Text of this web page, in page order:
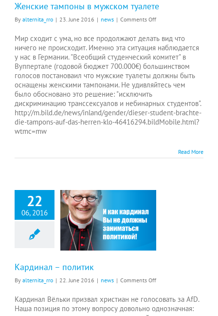
Женские тампоны в мужском туалете
By alternita_rro | 23. June 2016 | news | Comments Offon
тампоны
в
мужском
Мир сходит с ума, но все продолжают делать вид что
ничего не происходит. Именно эта ситуация наблюдается
у нас в Германии. "Всеобщий студенческий комитет" в
Вуппертале (годовой бюджет 700.000€) большинством
голосов постановаил что мужские туалеты должны быть
оснащены женскими тампонами. Не удивляйтесь чем
было обосновано это решение: "исключить
дискриминацию транссексуалов и небинарных студентов".
http://m.bild.de/news/inland/gender/dieser-student-brachte-
die-tampons-auf-das-herren-klo-46416294.bildMobile.html?
wtmc=mw
Read More
22
06, 2016
Кардинал – политик
By alternita_rro | 22. June 2016 | news | Comments Offon
–
политик
Кардинал Вёльки призвал христиан не голосовать за AfD.
Наша позиция по этому вопросу довольно однозначная: